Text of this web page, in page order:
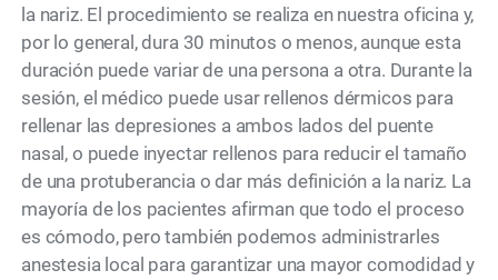
la nariz. El procedimiento se realiza en nuestra oficina y,
por lo general, dura 30 minutos o menos, aunque esta
duración puede variar de una persona a otra. Durante la
sesión, el médico puede usar rellenos dérmicos para
rellenar las depresiones a ambos lados del puente
nasal, o puede inyectar rellenos para reducir el tamaño
de una protuberancia o dar más definición a la nariz. La
mayoría de los pacientes afirman que todo el proceso
es cómodo, pero también podemos administrarles
anestesia local para garantizar una mayor comodidad y